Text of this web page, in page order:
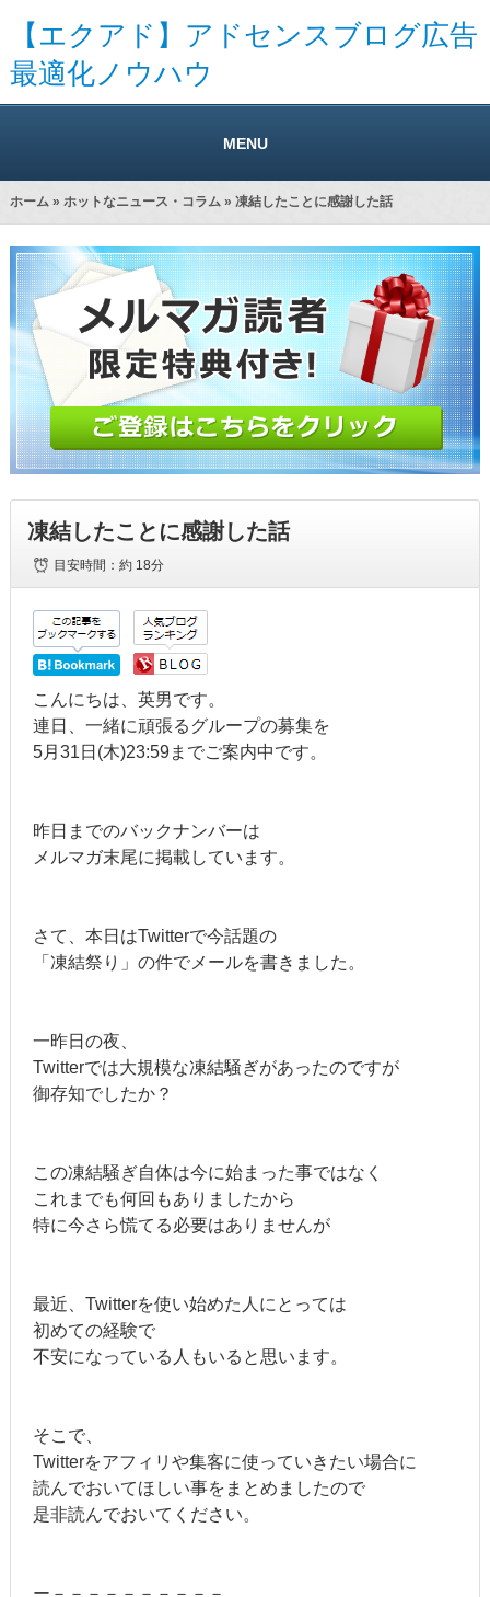
【エクアド】アドセンスブログ広告
最適化ノウハウ
MENU
ホーム» ホットなニュース・コラム» 凍結したことに感謝した話
凍結したことに感謝した話
目安時間：約 18分
こんにちは、英男です。
連日、一緒に頑張るグループの募集を
5月31日(木)23:59までご案内中です。
昨日までのバックナンバーは
メルマガ末尾に掲載しています。
さて、本日はTwitterで今話題の
「凍結祭り」の件でメールを書きました。
一昨日の夜、
Twitterでは大規模な凍結騒ぎがあったのですが
御存知でしたか？
この凍結騒ぎ自体は今に始まった事ではなく
これまでも何回もありましたから
特に今さら慌てる必要はありませんが
最近、Twitterを使い始めた人にとっては
初めての経験で
不安になっている人もいると思います。
そこで、
Twitterをアフィリや集客に使っていきたい場合に
読んでおいてほしい事をまとめましたので
是非読んでおいてください。
ー－－－－－－－－－－